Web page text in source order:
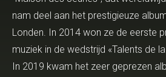
nam deel aan het prestigieuze
Londen. In 2014 won ze de eerste
muziek in de wedstrijd «Talents de
In 2019 kwam het zeer geprezen